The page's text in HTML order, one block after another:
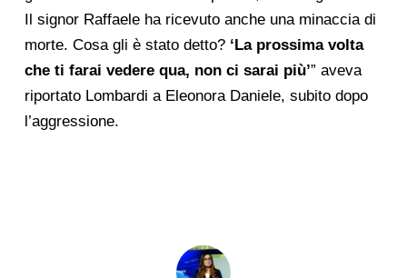
Il signor Raffaele ha ricevuto anche una minaccia di
morte. Cosa gli è stato detto? ‘La prossima volta
che ti farai vedere qua, non ci sarai più’” aveva
riportato Lombardi a Eleonora Daniele, subito dopo
l’aggressione.